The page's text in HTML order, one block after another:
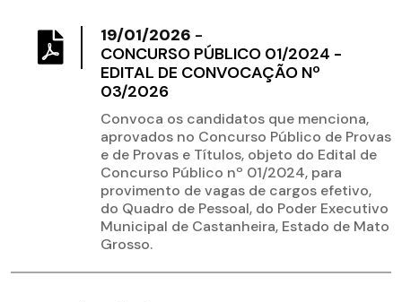
19/01/2026 -
CONCURSO PÚBLICO 01/2024 -
EDITAL DE CONVOCAÇÃO Nº
03/2026
Convoca os candidatos que menciona,
aprovados no Concurso Público de Provas
e de Provas e Títulos, objeto do Edital de
Concurso Público nº 01/2024, para
provimento de vagas de cargos efetivo,
do Quadro de Pessoal, do Poder Executivo
Municipal de Castanheira, Estado de Mato
Grosso.